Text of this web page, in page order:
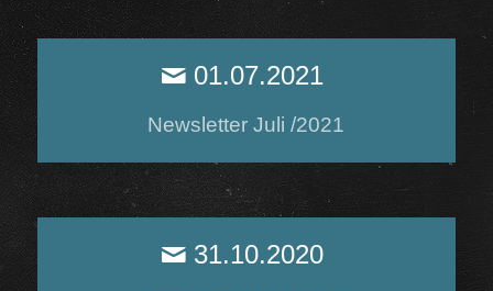
01.07.2021
Newsletter Juli /2021
31.10.2020